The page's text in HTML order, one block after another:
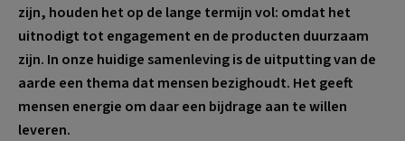
zijn, houden het op de lange termijn vol: omdat het
uitnodigt tot engagement en de producten duurzaam
zijn. In onze huidige samenleving is de uitputting van de
aarde een thema dat mensen bezighoudt. Het geeft
mensen energie om daar een bijdrage aan te willen
leveren.